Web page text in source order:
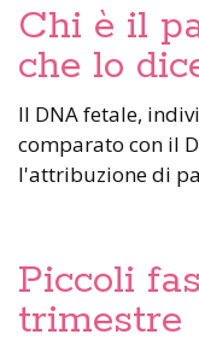
Chi è il
che lo
Il DNA fetale, individuabile nel sangue della madre,
comparato con il
l'attribuzione di
Piccoli
trimestre